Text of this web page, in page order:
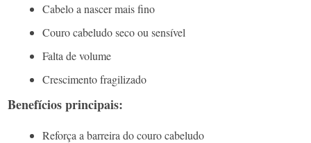
Cabelo a nascer mais fino
Couro cabeludo seco ou sensível
Falta de volume
Crescimento fragilizado
Benefícios principais:
Reforça a barreira do couro cabeludo